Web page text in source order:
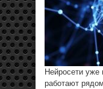
Нейросети
работают